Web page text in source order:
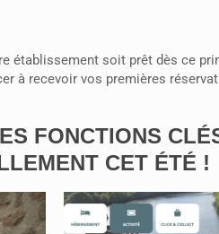
établissement soit prêt dès ce
à recevoir vos premières
FONCTIONS
CET ÉTÉ !